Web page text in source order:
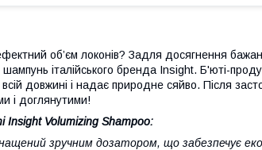
об’єм локонів? Задля досягнення
шампунь італійського бренда Insight. Б'юті-
довжині і надає природне сяйво. Після
і доглянутими!
Insight Volumizing Shampoo:
зручним дозатором, що забезпечує